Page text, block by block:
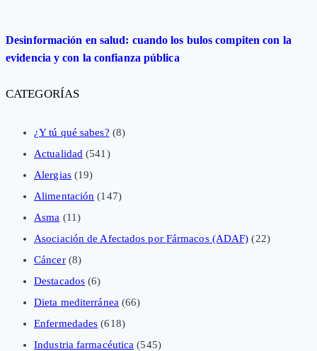
Desinformación en salud: cuando los bulos compiten con la
evidencia y con la confianza pública
CATEGORÍAS
¿Y tú qué sabes? (8)
Actualidad (541)
Alergias(19)
Alimentación (147)
Asma (11)
Asociación de Afectados por Fármacos (ADAF) (22)
Cáncer(8)
Destacados (6)
Dieta mediterránea (66)
Enfermedades (618)
Industria farmacéutica (545)